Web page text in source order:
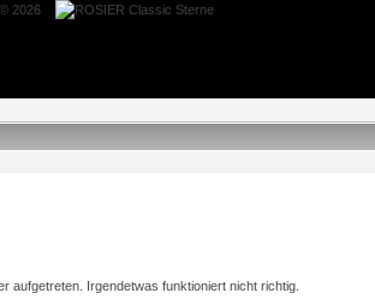
© 2026
aufgetreten. Irgendetwas funktioniert nicht richtig.